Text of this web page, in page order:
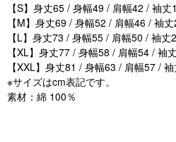
【S】身丈65 / 身幅49 / 肩幅42 / 袖丈
【M】 身丈69 / 身幅52 / 肩幅46 / 袖丈
【L】 身丈73 / 身幅55 / 肩幅50 / 袖丈
【XL】 身丈77 / 身幅58 / 肩幅54 / 袖
【XXL】 身丈81 / 身幅63 / 肩幅57 /
※サイズはcm表記です。
素材：綿 100％